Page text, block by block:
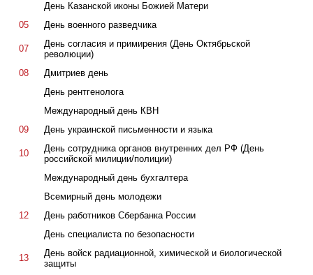
День Казанской иконы Божией Матери
05
День военного разведчика
07
День согласия и примирения (День Октябрьской
революции)
08
Дмитриев день
День рентгенолога
Международный день КВН
09
День украинской письменности и языка
10
День сотрудника органов внутренних дел РФ (День
российской милиции/полиции)
Международный день бухгалтера
Всемирный день молодежи
12
День работников Сбербанка России
День специалиста по безопасности
13
День войск радиационной, химической и биологической
защиты